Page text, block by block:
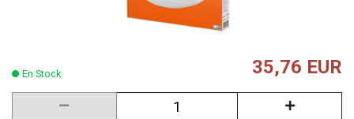
En Stock 35,76 EUR